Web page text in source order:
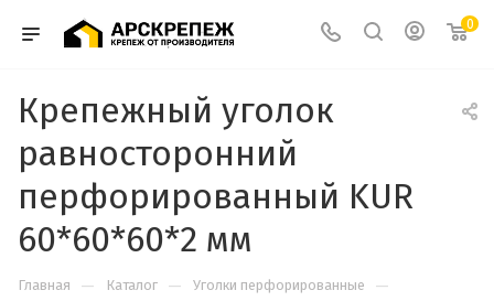
0
Крепежный уголок
равносторонний
перфорированный KUR
60*60*60*2 мм
Главная — Каталог — Уголки перфорированные —